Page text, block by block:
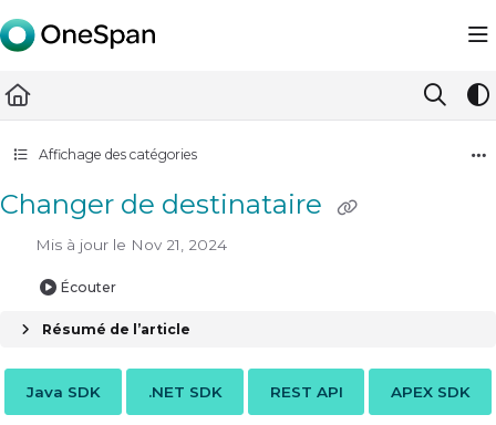
Documentation Index
Fetch the complete documentation index at: https://
Use this file to discover all available pages before exploring
Affichage des catégories
Changer de destinataire
Mis à jour le Nov 21, 2024
Écouter
Résumé de l’article
Java SDK .NET SDK REST API APEX SDK